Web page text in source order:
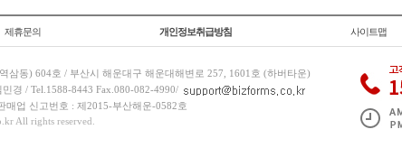
제휴문의 개인정보취급방침 사이트맵
삼동) 604호 / 부산시 해운대구 해운대해변로 257, 1601호 (하버타운)
경 / Tel.1588-8443 Fax.080-082-4990/
매업 신고번호 : 제2015-부산해운-0582호
All rights reserved.